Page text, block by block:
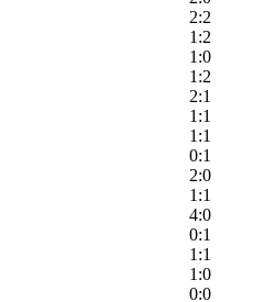
2:2
1:2
1:0
1:2
2:1
1:1
1:1
0:1
2:0
1:1
4:0
0:1
1:1
1:0
0:0